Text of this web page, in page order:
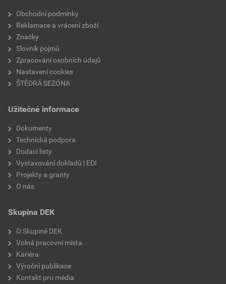
Obchodní podmínky
Reklamace a vrácení zboží
Značky
Slovník pojmů
Zpracování osobních údajů
Nastavení cookies
ŠTĚDRÁ SEZÓNA
Užitečné informace
Dokumenty
Technická podpora
Dodací listy
Vystavování dokladů | EDI
Projekty a granty
O nás
Skupina DEK
O Skupině DEK
Volná pracovní místa
Kariéra
Výroční publikace
Kontakt pro média